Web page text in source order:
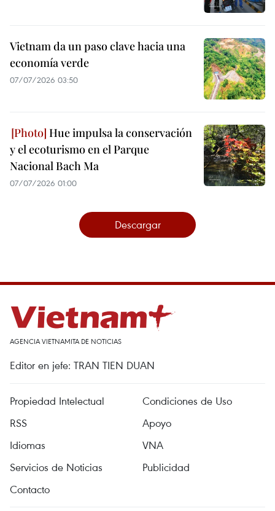
Vietnam da un paso clave hacia una
economía verde
07/07/2026 03:50
Hue impulsa la conservación
y el ecoturismo en el Parque
Nacional Bach Ma
07/07/2026 01:00
Descargar
AGENCIA VIETNAMITA DE NOTICIAS
Editor en jefe: TRAN TIEN DUAN
Propiedad Intelectual
Condiciones de Uso
RSS
Apoyo
Idiomas
VNA
Servicios de Noticias
Publicidad
Contacto